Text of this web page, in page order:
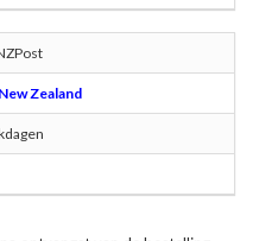
Zealand